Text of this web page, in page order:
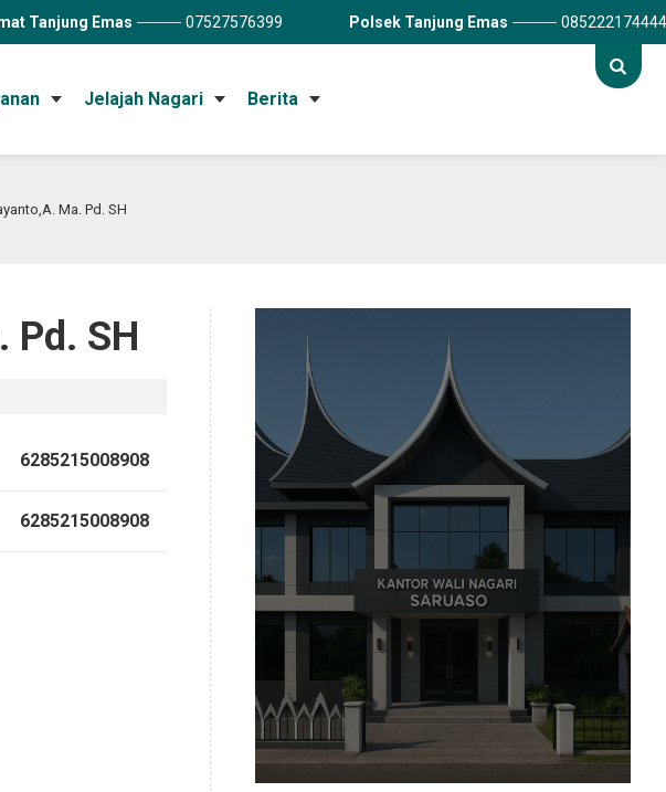
Tanjung Emas 07527576399 Polsek Tanjung Emas 085222174444
Jelajah Nagari Berita
Ma. Pd. SH
Pd. SH
6285215008908
6285215008908